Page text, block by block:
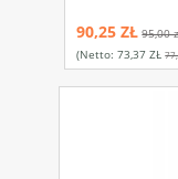
90,25 ZŁ 95,00
(netto:73,37 ZŁ